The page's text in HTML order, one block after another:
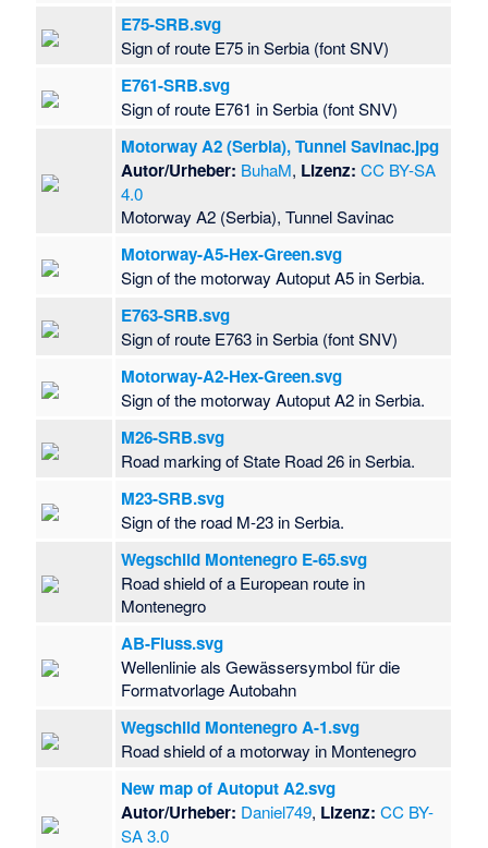
E75-SRB.svg
Sign of route E75 in Serbia (font SNV)
E761-SRB.svg
Sign of route E761 in Serbia (font SNV)
Motorway A2 (Serbia), Tunnel Savinac.jpg
Autor/Urheber: BuhaM, Lizenz: CC BY-SA
4.0
Motorway A2 (Serbia), Tunnel Savinac
Motorway-A5-Hex-Green.svg
Sign of the motorway Autoput A5 in Serbia.
E763-SRB.svg
Sign of route E763 in Serbia (font SNV)
Motorway-A2-Hex-Green.svg
Sign of the motorway Autoput A2 in Serbia.
M26-SRB.svg
Road marking of State Road 26 in Serbia.
M23-SRB.svg
Sign of the road M-23 in Serbia.
Wegschild Montenegro E-65.svg
Road shield of a European route in
Montenegro
AB-Fluss.svg
Wellenlinie als Gewässersymbol für die
Formatvorlage Autobahn
Wegschild Montenegro A-1.svg
Road shield of a motorway in Montenegro
New map of Autoput A2.svg
Autor/Urheber: Daniel749, Lizenz: CC BY-
SA 3.0